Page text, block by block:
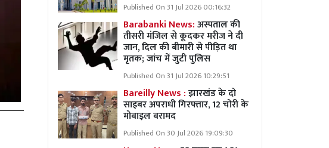
Published On 31 Jul 2026 00:16:32
Barabanki News:अस्पताल की
तीसरी मंजिल से कूदकर मरीज ने दी
जान, दिल की बीमारी से पीड़ित था
मृतक; जांच में जुटी पुलिस
Published On 31 Jul 2026 10:29:51
Bareilly News :झारखंड के दो
साइबर अपराधी गिरफ्तार, 12 चोरी के
मोबाइल बरामद
Published On 30 Jul 2026 19:09:30